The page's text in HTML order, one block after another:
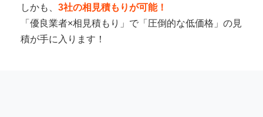
しかも、 3社の相見積もりが可能！
「優良業者×相見積もり」で「圧倒的な低価格」の見
積が手に入ります！